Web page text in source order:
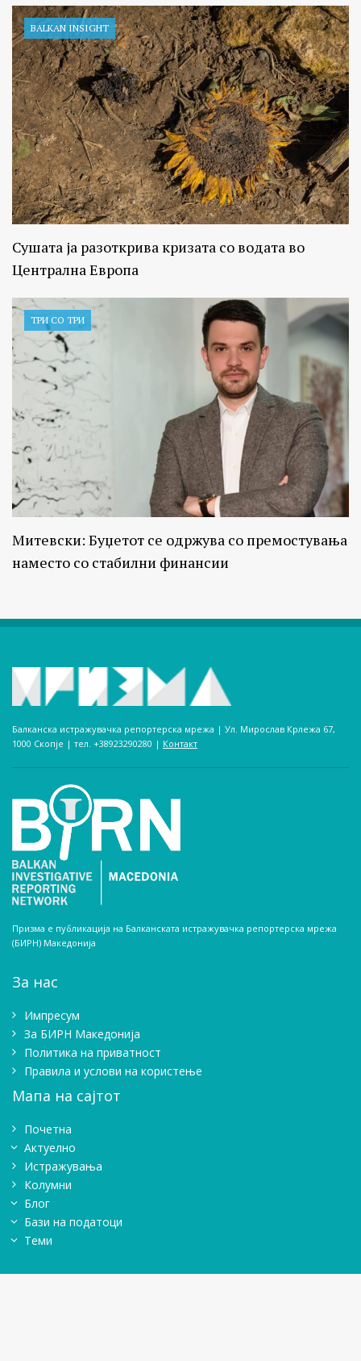
BALKAN INSIGHT
Сушата ја разоткрива кризата со водата во
Централна Европа
ТРИ СО ТРИ
Митевски: Буџетот се одржува со премостувања
наместо со стабилни финансии
Балканска истражувачка репортерска мрежа | Ул. Мирослав Крлежа 67,
1000 Скопје | тел. +38923290280­ | Контакт
Призма е публикација на Балканската истражувачка репортерска мрежа
(БИРН) Македонија
За нас
Импресум
Зa БИРН Македонија
Политика на приватност
Правила и услови на користење
Мапа на сајтот
Почетна
Актуелно
Истражувањa
Колумни
Блог
Бази на податоци
Теми